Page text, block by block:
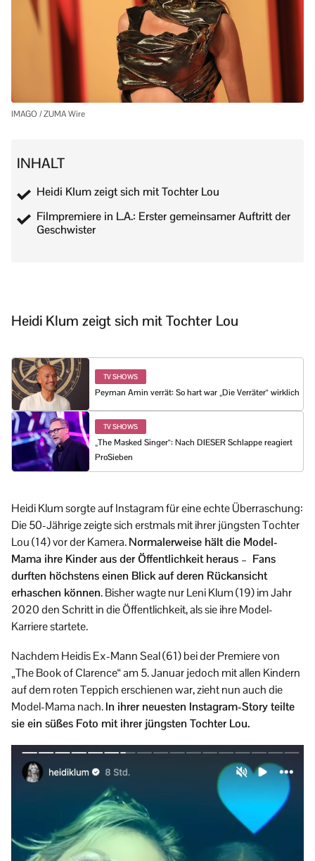
IMAGO / ZUMA Wire
INHALT
Heidi Klum zeigt sich mit Tochter Lou
Filmpremiere in L.A.: Erster gemeinsamer Auftritt der
Geschwister
Heidi Klum zeigt sich mit Tochter Lou
TV SHOWS
Peyman Amin verrät: So hart war „Die Verräter“ wirklich
TV SHOWS
„The Masked Singer“: Nach DIESER Schlappe reagiert
ProSieben
Heidi Klum sorgte auf Instagram für eine echte Überraschung:
Die 50-Jährige zeigte sich erstmals mit ihrer jüngsten Tochter
Lou (14) vor der Kamera.Normalerweise hält die Model-
Mama ihre Kinder aus der Öffentlichkeit heraus – Fans
durften höchstens einen Blick auf deren Rückansicht
erhaschen können. Bisher wagte nur Leni Klum (19) im Jahr
2020 den Schritt in die Öffentlichkeit, als sie ihre Model-
Karriere startete.
Nachdem Heidis Ex-Mann Seal (61) bei der Premiere von
„The Book of Clarence“ am 5. Januar jedoch mit allen Kindern
auf dem roten Teppich erschienen war, zieht nun auch die
Model-Mama nach.In ihrer neuesten Instagram-Story teilte
sie ein süßes Foto mit ihrer jüngsten Tochter Lou.